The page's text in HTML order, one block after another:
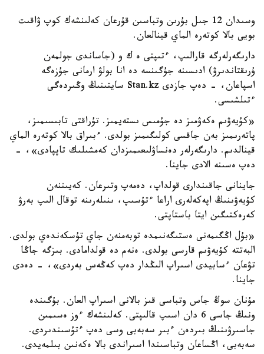
وسىدان 12 جىل بۇرىن وتباسىن قۇرعان كەلىنشەك كوپ ۋاقىت
بويى بالا كوتەرە الماي قينالعان.
دارىگەرلەرگە قارالىپ، ءتىپتى ە ك و (جاساندى جولمەن
ۇرىقتاندىرۋ) ادىسىنە جۇگىنسە دە انا بولۋ ارمانى جۇزەگە
اسپاعان، - دەپ جازدى Stan.kz سايتىنىڭ وڭىردەگى
ءتىلشىسى.
«كۇيەۋىم ەكەۋمىز دە جۇمىس ىستەيمىز. تۇراقتى تابىسىمىز،
پاتەرىمىز بەن جاقسى كولىگىمىز بولدى. ءبىراق بالا كوتەرە الماي
قينالدىم. دارىگەرلەر دەنساۋلىعىمىزدان كەمشىلىك تاپپادى»، -
دەپ ەسىنە الادى جاينا.
جاينانى جاقىندارى قولداپ، دەمەپ وتىرعان. كەيىننەن
كۇيەۋىنىڭ اپەكەلەرى اراعا ءتۇسىپ، ىنىلەرىنە توقال الىپ بەرۋ
كەرەكتىگىن ايتا باستاپتى.
«بۇل اڭگىمەنى ەستىگەنىمدە توبەمنەن جاي تۇسكەندەي بولدى.
البەتتە كۇيەۋىم قارسى بولدى. ەنەم دە قولدامادى. بىزگە جاڭا
تۋعان ءسابيدى اسىراپ الىڭدار دەپ كەڭەس بەردى»، - دەدى
جاينا.
مۇنان سوڭ جاس وتباسى قىز بالانى اسىراپ العان. بۇگىندە
ونىڭ جاسى 6 دان اسىپ قالىپتى. كەلىنشەك ءوز ەسىمىن
جاسىرۋىنىڭ بىردەن ءبىر سەبەبى وسى دەپ ءتۇسىندىردى.
سەبەبى، اڭساعان وتباسىندا اسىراندى بالا ەكەنىن بىلمەيدى.